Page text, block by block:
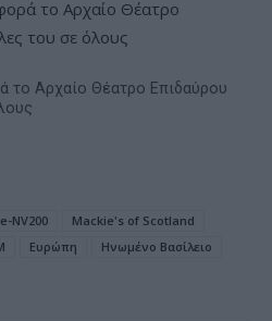
το Αρχαίο Θέατρο Επιδαύρου
e-NV200
Mackie's of Scotland
Ευρώπη
Ηνωμένο Βασίλειο